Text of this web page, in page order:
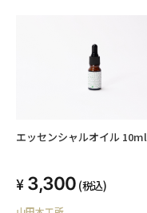
エッセンシャルオイル 10ml
3,300 (税込)